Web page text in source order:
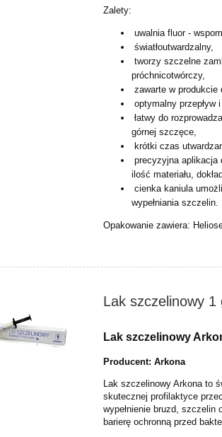
Zalety:
uwalnia fluor -
światłoutwardzalny,
tworzy szczelne
próchnicotwórczy,
zawarte w produkcie
optymalny przepływ
łatwy do
górnej szczęce,
krótki czas
precyzyjna aplikacja
ilość materiału,
cienka kaniula
wypełniania szczelin.
Opakowanie zawiera:
Lak szczelinowy 1
Lak szczelinowy
Producent: Arkona
Lak szczelinowy Arkona to
skutecznej profilaktyce
wypełnienie bruzd, szczelin
barierę ochronną przed